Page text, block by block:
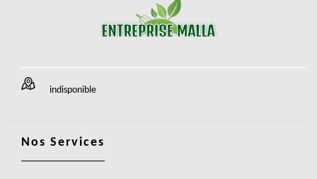
indisponible
Nos Services